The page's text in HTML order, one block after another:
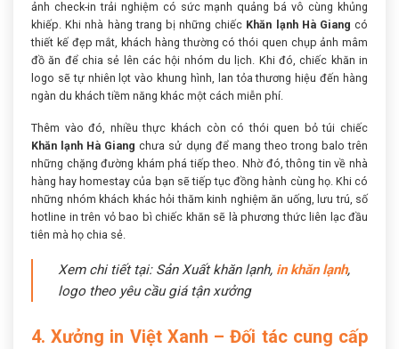
ảnh check-in trải nghiệm có sức mạnh quảng bá vô cùng khủng
khiếp. Khi nhà hàng trang bị những chiếc Khăn lạnh Hà Giang có
thiết kế đẹp mắt, khách hàng thường có thói quen chụp ảnh mâm
đồ ăn để chia sẻ lên các hội nhóm du lịch. Khi đó, chiếc khăn in
logo sẽ tự nhiên lọt vào khung hình, lan tỏa thương hiệu đến hàng
ngàn du khách tiềm năng khác một cách miễn phí.
Thêm vào đó, nhiều thực khách còn có thói quen bỏ túi chiếc
Khăn lạnh Hà Giang chưa sử dụng để mang theo trong balo trên
những chặng đường khám phá tiếp theo. Nhờ đó, thông tin về nhà
hàng hay homestay của bạn sẽ tiếp tục đồng hành cùng họ. Khi có
những nhóm khách khác hỏi thăm kinh nghiệm ăn uống, lưu trú, số
hotline in trên vỏ bao bì chiếc khăn sẽ là phương thức liên lạc đầu
tiên mà họ chia sẻ.
Xem chi tiết tại: Sản Xuất khăn lạnh, in khăn lạnh,
logo theo yêu cầu giá tận xưởng
4. Xưởng in Việt Xanh – Đối tác cung cấp